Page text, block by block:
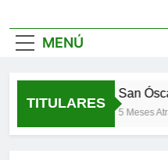
MENÚ
TITULARES
San
5 Meses Atrás